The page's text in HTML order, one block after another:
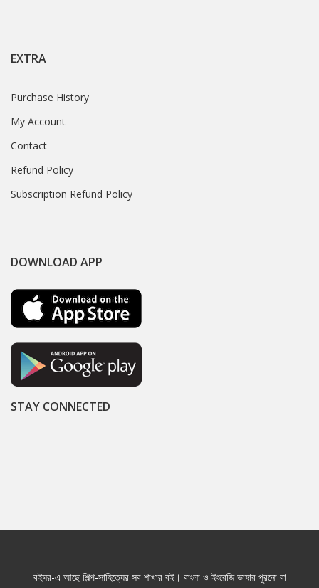
EXTRA
Purchase History
My Account
Contact
Refund Policy
Subscription Refund Policy
DOWNLOAD APP
STAY CONNECTED
বইঘর-এ আছে শিল্প-সাহিত্যের সব শাখার বই। বাংলা ও ইংরেজি ভাষার পুরনো বা